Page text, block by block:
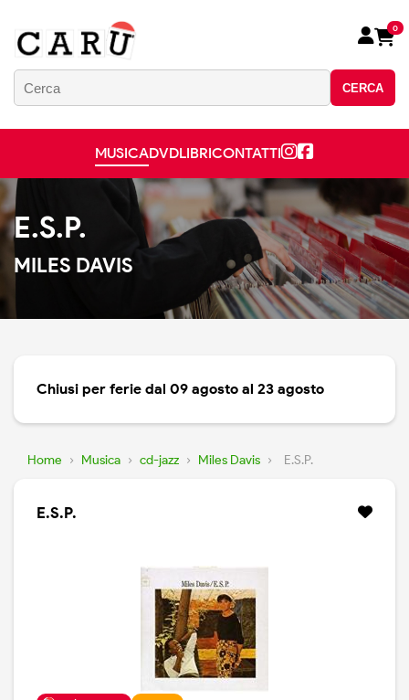
CERCA
0
MUSICADVDLIBRICONTATTI
E.S.P.
MILES DAVIS
Chiusi per ferie dal 09 agosto al 23 agosto
Home › Musica › cd-jazz › Miles Davis › E.S.P.
E.S.P.